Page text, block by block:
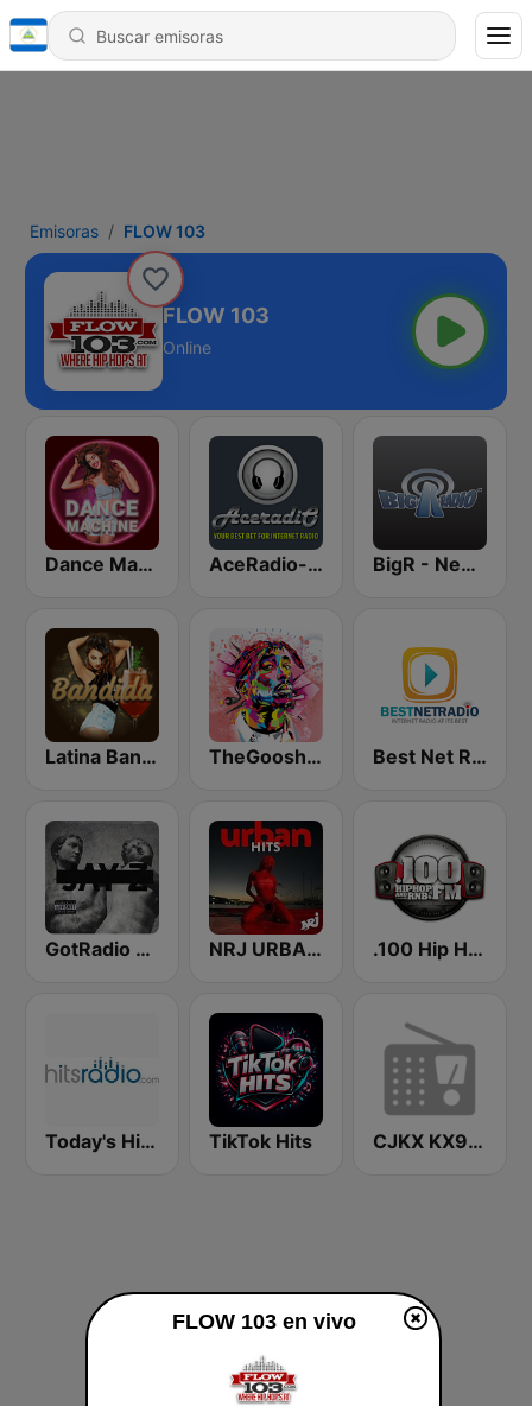
Emisoras FLOW 103
FLOW 103
Online
Dance Machine AceRadio-Classic RnB BigR - New R&B Hits
Latina Bandida! TheGoosh Radio - R&B Best Net Radio - R&B
GotRadio - Hip Hop Stop NRJ URBAN HITS .100 Hip Hop and RNB.FM
Today's Hits Radio TikTok Hits CJKX KX96 New Country
FLOW 103 en vivo